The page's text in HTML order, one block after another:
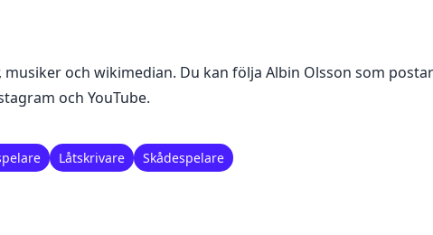
musiker och wikimedian. Du kan följa Albin Olsson som
och YouTube.
Låtskrivare Skådespelare